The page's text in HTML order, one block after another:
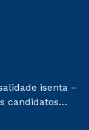
isenta –
candidatos